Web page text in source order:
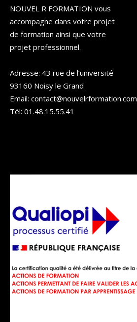
NOUVEL R FORMATION vous
accompagne dans votre projet
de formation ainsi que votre
projet professionnel.
Adresse: 43 rue de l’université
93160 Noisy le Grand
Email: contact@nouvelrformation.com
Tél: 01.48.15.55.41